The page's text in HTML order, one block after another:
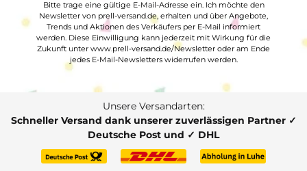
Bitte trage eine gültige E-Mail-Adresse ein. Ich möchte den
Newsletter von prell-versand.de, erhalten und über Angebote,
Trends und Aktionen des Verkäufers per E-Mail informiert
werden. Diese Einwilligung kann jederzeit mit Wirkung für die
Zukunft unter www.prell-versand.de/Newsletter oder am Ende
jedes E-Mail-Newsletters widerrufen werden.
Unsere Versandarten:
Schneller Versand dank unserer zuverlässigen Partner ✓
Deutsche Post und ✓ DHL